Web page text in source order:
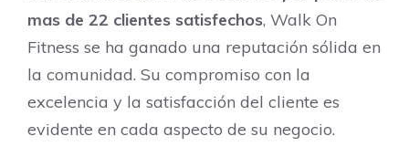
mas de 22 clientes satisfechos, Walk On
Fitness se ha ganado una reputación sólida en
la comunidad. Su compromiso con la
excelencia y la satisfacción del cliente es
evidente en cada aspecto de su negocio.